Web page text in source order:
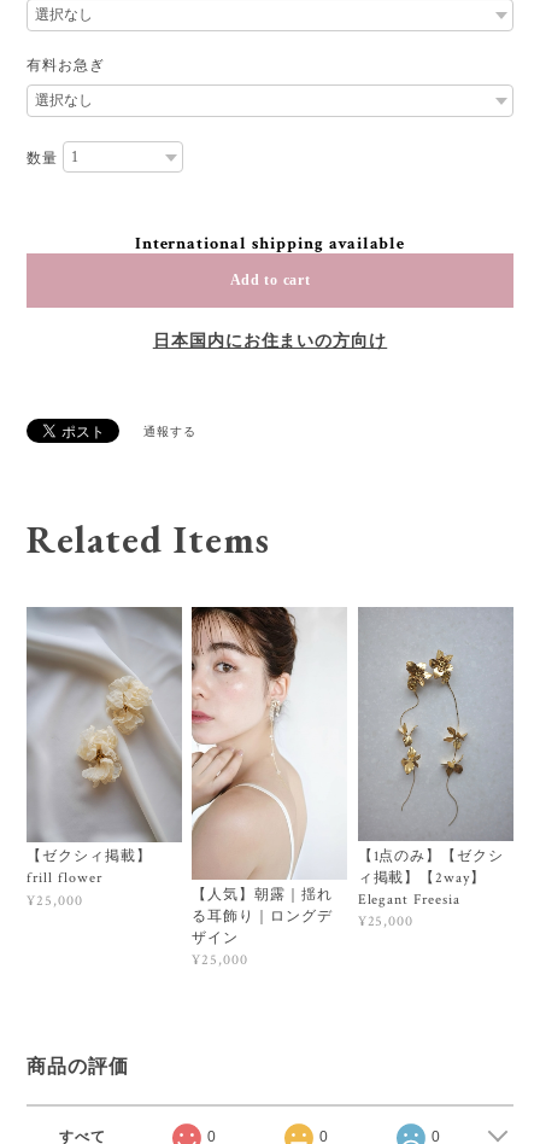
有料お急ぎ
数量
International shipping available
Add to cart
日本国内にお住まいの方向け
通報する
Related Items
【ゼクシィ掲載】
frill flower
¥25,000
【人気】朝露｜揺れ
る耳飾り｜ロングデ
ザイン
¥25,000
【1点のみ】【ゼクシ
ィ掲載】【2way】
Elegant Freesia
¥25,000
商品の評価
すべて 0 0 0